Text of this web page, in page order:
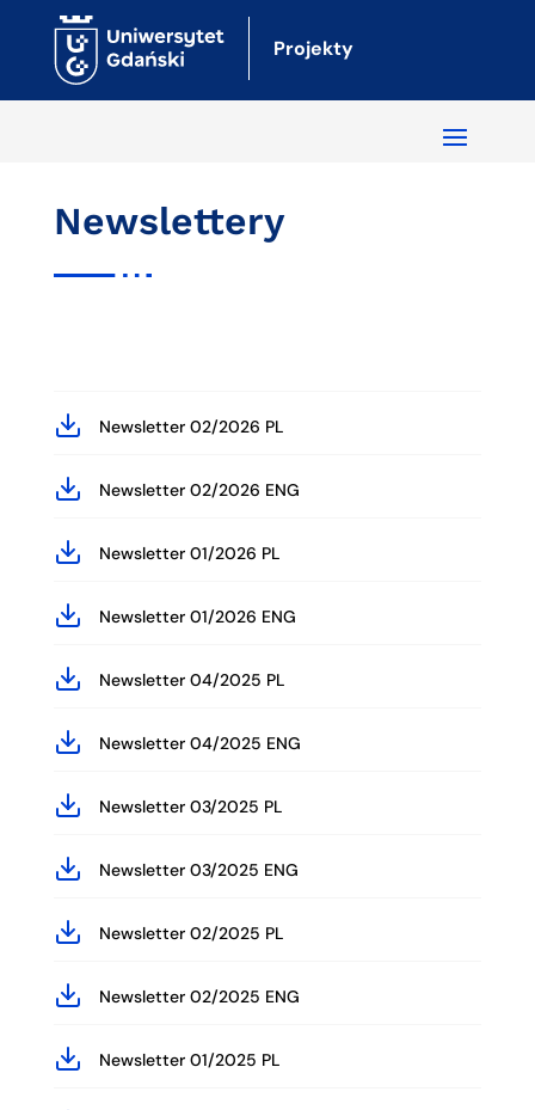
Projekty
Newslettery
Newsletter 02/2026 PL
Newsletter 02/2026 ENG
Newsletter 01/2026 PL
Newsletter 01/2026 ENG
Newsletter 04/2025 PL
Newsletter 04/2025 ENG
Newsletter 03/2025 PL
Newsletter 03/2025 ENG
Newsletter 02/2025 PL
Newsletter 02/2025 ENG
Newsletter 01/2025 PL